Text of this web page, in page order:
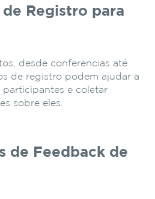
Registro para
desde conferências até
de registro podem ajudar a
e coletar
sobre eles.
de Feedback de